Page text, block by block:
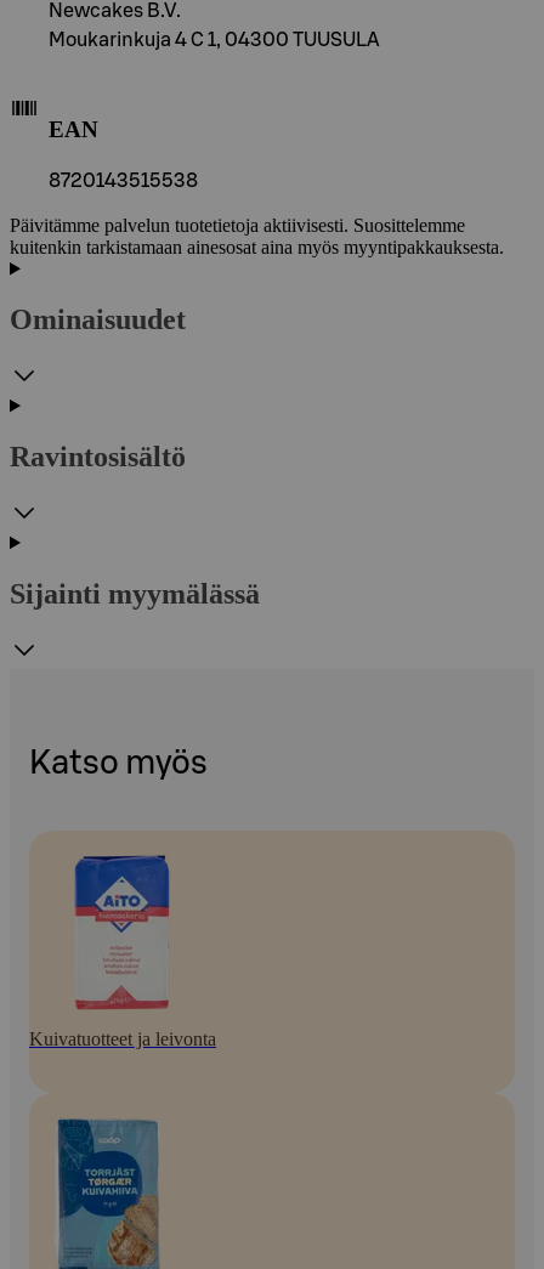
Newcakes B.V.
Moukarinkuja 4 C 1, 04300 TUUSULA
EAN
8720143515538
Päivitämme palvelun tuotetietoja aktiivisesti. Suosittelemme
kuitenkin tarkistamaan ainesosat aina myös myyntipakkauksesta.
Ominaisuudet
Ravintosisältö
Sijainti myymälässä
Katso myös
Kuivatuotteet ja leivonta